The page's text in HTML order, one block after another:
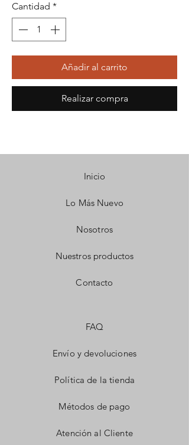
Cantidad *
Añadir al carrito
Realizar compra
Inicio
Lo Más Nuevo
Nosotros
Nuestros productos
Contacto
FAQ
Envío y devoluciones
Política de la tienda
Métodos de pago
Atención al Cliente